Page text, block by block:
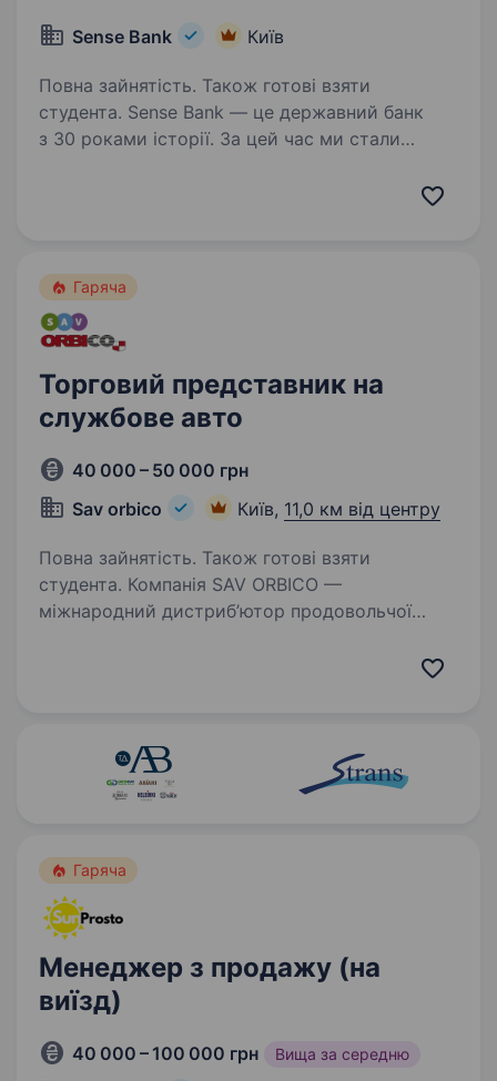
Sense Bank Київ
Повна зайнятість. Також готові взяти
студента. Sense Bank — це державний банк
з 30 роками історії. За цей час ми стали
з 4000 людей, де кожен присвячений місії —
Гаряча
Торговий представник на
службове авто
40 000 – 50 000 грн
Sav orbico
Київ, 11,0 км від центру
Повна зайнятість. Також готові взяти
студента. Компанія SAV ORBICO —
міжнародний дистриб’ютор продовольчої
Гаряча
Менеджер з продажу (на
виїзд)
40 000 – 100 000 грн Вища за середню